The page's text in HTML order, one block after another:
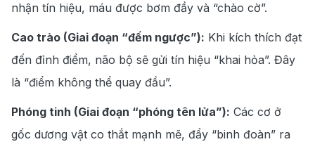
nhận tín hiệu, máu được bơm đầy và “chào cờ”.
Cao trào (Giai đoạn “đếm ngược”): Khi kích thích đạt
đến đỉnh điểm, não bộ sẽ gửi tín hiệu “khai hỏa”. Đây
là “điểm không thể quay đầu”.
Phóng tinh (Giai đoạn “phóng tên lửa”): Các cơ ở
gốc dương vật co thắt mạnh mẽ, đẩy “binh đoàn” ra